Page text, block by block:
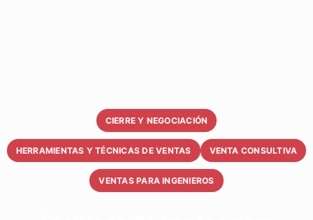
CIERRE Y NEGOCIACIÓN
HERRAMIENTAS Y TÉCNICAS DE VENTAS VENTA CONSULTIVA
VENTAS PARA INGENIEROS